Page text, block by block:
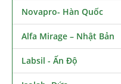
Novapro- Hàn Quốc
Alfa Mirage – Nhật Bản
Labsil - Ấn Độ